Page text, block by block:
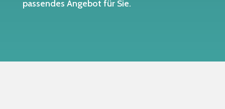
passendes Angebot für Sie.